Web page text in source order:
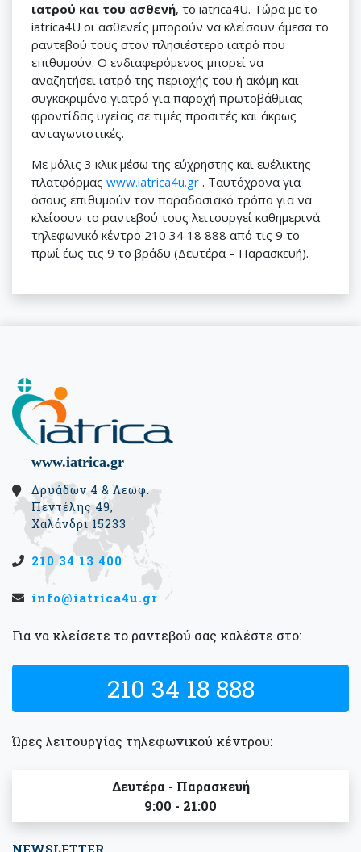
ιατρού και του ασθενή, το iatrica4U. Τώρα με το
iatrica4U οι ασθενείς μπορούν να κλείσουν άμεσα το
ραντεβού τους στον πλησιέστερο ιατρό που
επιθυμούν. Ο ενδιαφερόμενος μπορεί να
αναζητήσει ιατρό της περιοχής του ή ακόμη και
συγκεκριμένο γιατρό για παροχή πρωτοβάθμιας
φροντίδας υγείας σε τιμές προσιτές και άκρως
ανταγωνιστικές.
Με μόλις 3 κλικ μέσω της εύχρηστης και ευέλικτης
πλατφόρμας www.iatrica4u.gr . Ταυτόχρονα για
όσους επιθυμούν τον παραδοσιακό τρόπο για να
κλείσουν το ραντεβού τους λειτουργεί καθημερινά
τηλεφωνικό κέντρο 210 34 18 888 από τις 9 το
πρωί έως τις 9 το βράδυ (Δευτέρα – Παρασκευή).
www.iatrica.gr
Δρυάδων 4 & Λεωφ.
Πεντέλης 49,
Χαλάνδρι 15233
210 34 13 400
info@iatrica4u.gr
Για να κλείσετε το ραντεβού σας καλέστε στο:
210 34 18 888
Ώρες λειτουργίας τηλεφωνικού κέντρου:
Δευτέρα - Παρασκευή
9:00 - 21:00
NEWSLETTER